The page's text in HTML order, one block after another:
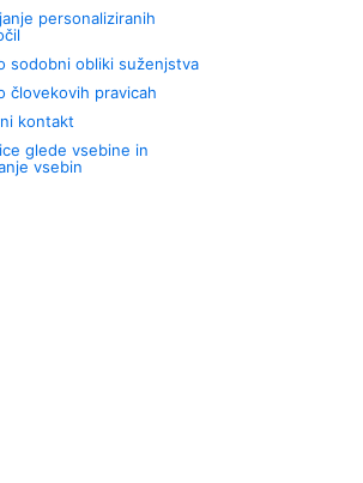
personaliziranih
sodobni obliki suženjstva
človekovih pravicah
kontakt
glede vsebine in
vsebin